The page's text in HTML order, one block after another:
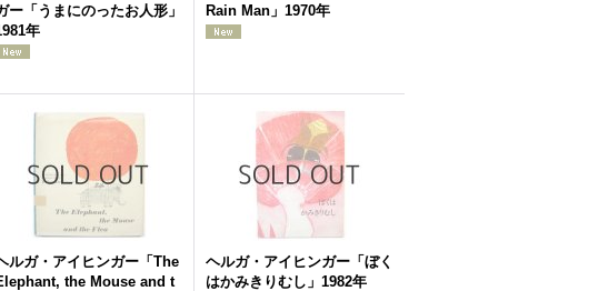
ー「うまにのったお人形」
年
Rain Man」1970年
ルガ・アイヒンガー「The
the Mouse and t
ヘルガ・アイヒンガー「ぼく
はかみきりむし」1982年